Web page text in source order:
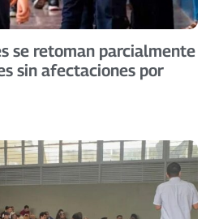
se retoman parcialmente
sin afectaciones por